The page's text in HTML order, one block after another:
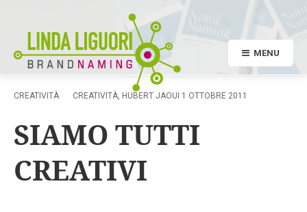
MENU
CREATIVITÀ CREATIVITÀ, HUBERT JAOUI 1 OTTOBRE 2011
SIAMO TUTTI
CREATIVI